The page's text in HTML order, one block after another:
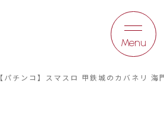
Menu
【パチンコ】スマスロ 甲鉄城のカバネリ